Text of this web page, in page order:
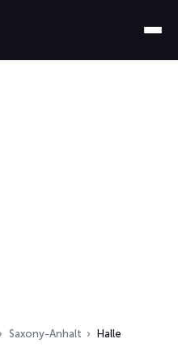
Saxony-Anhalt Halle